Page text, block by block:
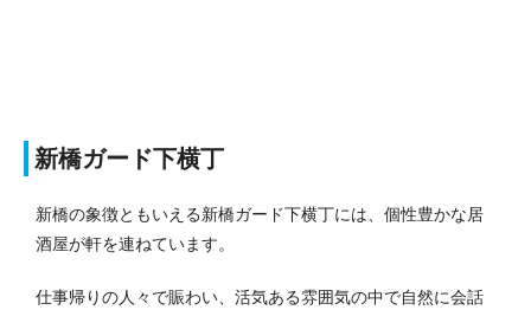
新橋ガード下横丁
新橋の象徴ともいえる新橋ガード下横丁には、個性豊かな居
酒屋が軒を連ねています。
仕事帰りの人々で賑わい、活気ある雰囲気の中で自然に会話